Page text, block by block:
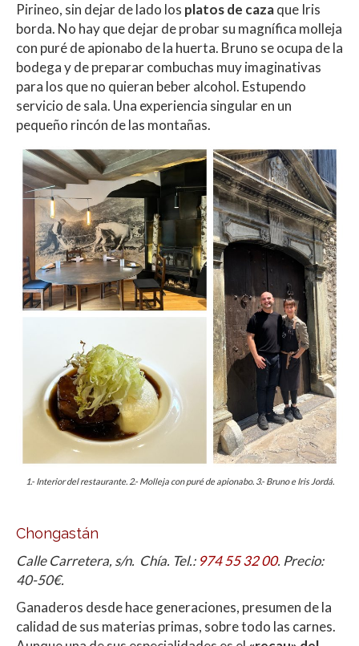
Pirineo, sin dejar de lado los platos de cazaque Iris
borda. No hay que dejar de probar su magnífica molleja
con puré de apionabo de la huerta. Bruno se ocupa de la
bodega y de preparar combuchas muy imaginativas
para los que no quieran beber alcohol. Estupendo
servicio de sala. Una experiencia singular en un
pequeño rincón de las montañas.
1.- Interior del restaurante. 2.- Molleja con puré de apionabo. 3.- Bruno e Iris Jordá.
Chongastán
Calle Carretera, s/n. Chía. Tel.: 974 55 32 00. Precio:
40-50€.
Ganaderos desde hace generaciones, presumen de la
calidad de sus materias primas, sobre todo las carnes.